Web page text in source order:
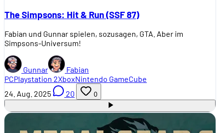
The Simpsons: Hit & Run (SSF 87)
Fabian und Gunnar spielen, sozusagen, GTA. Aber im
Simpsons-Universum!
Gunnar
Fabian
PCPlaystation 2XboxNintendo GameCube
24. Aug. 2025
20 0